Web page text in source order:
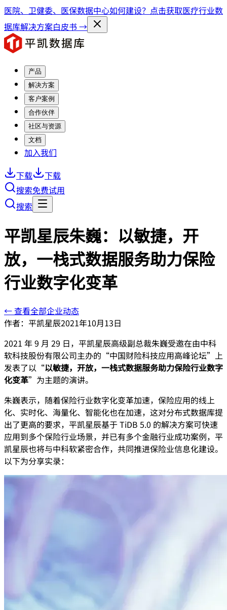
医院、卫健委、医保数据中心如何建设？点击获取医疗行业数
据库解决方案白皮书 →
产品
解决方案
客户案例
合作伙伴
社区与资源
文档
加入我们
下载
下载
搜索免费试用
搜索
平凯星辰朱巍：以敏捷，开
放，一栈式数据服务助力保险
行业数字化变革
← 查看全部企业动态
作者： 平凯星辰2021年10月13日
2021 年 9 月 29 日，平凯星辰高级副总裁朱巍受邀在由中科
软科技股份有限公司主办的“中国财险科技应用高峰论坛”上
发表了以“以敏捷，开放，一栈式数据服务助力保险行业数字
化变革”为主题的演讲。
朱巍表示，随着保险行业数字化变革加速，保险应用的线上
化、实时化、海量化、智能化也在加速，这对分布式数据库提
出了更高的要求，平凯星辰基于 TiDB 5.0 的解决方案可快速
应用到多个保险行业场景，并已有多个金融行业成功案例，平
凯星辰也将与中科软紧密合作，共同推进保险业信息化建设。
以下为分享实录：